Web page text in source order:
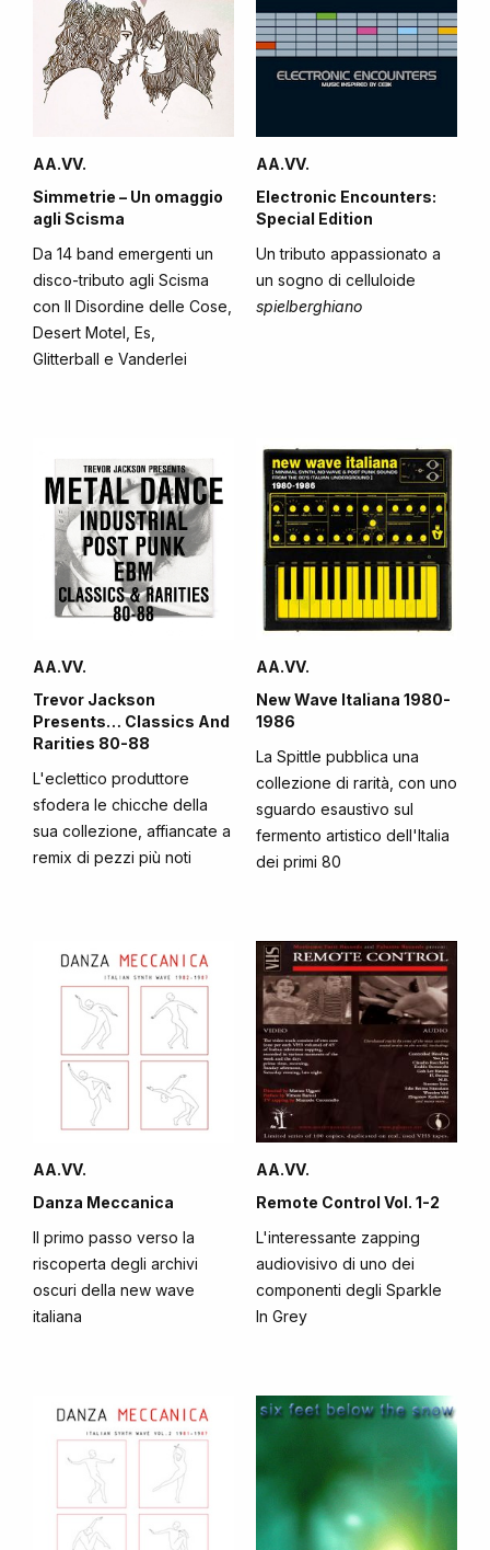
AA.VV.
Simmetrie – Un omaggio
agli Scisma
Da 14 band emergenti un
disco-tributo agli Scisma
con Il Disordine delle Cose,
Desert Motel, Es,
Glitterball e Vanderlei
AA.VV.
Electronic Encounters:
Special Edition
Un tributo appassionato a
un sogno di celluloide
spielberghiano
AA.VV.
Trevor Jackson
Presents… Classics And
Rarities 80-88
L'eclettico produttore
sfodera le chicche della
sua collezione, affiancate a
remix di pezzi più noti
AA.VV.
New Wave Italiana 1980-
1986
La Spittle pubblica una
collezione di rarità, con uno
sguardo esaustivo sul
fermento artistico dell'Italia
dei primi 80
AA.VV.
Danza Meccanica
Il primo passo verso la
riscoperta degli archivi
oscuri della new wave
italiana
AA.VV.
Remote Control Vol. 1-2
L'interessante zapping
audiovisivo di uno dei
componenti degli Sparkle
In Grey